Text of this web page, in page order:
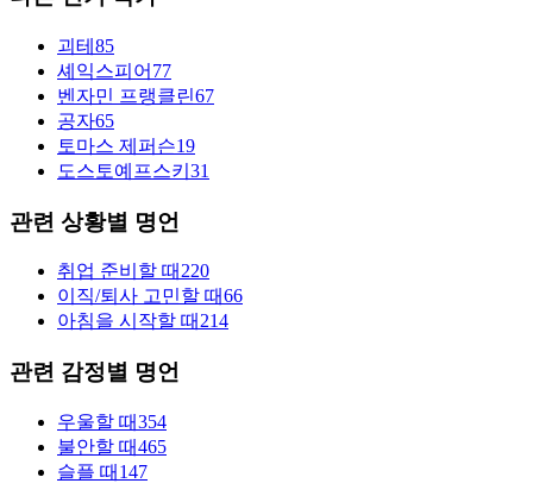
괴테 85
셰익스피어 77
벤자민 프랭클린67
공자65
토마스 제퍼슨19
도스토예프스키 31
관련 상황별 명언
취업 준비할 때 220
이직/퇴사 고민할 때66
아침을 시작할 때 214
관련 감정별 명언
우울할 때354
불안할 때465
슬플 때 147